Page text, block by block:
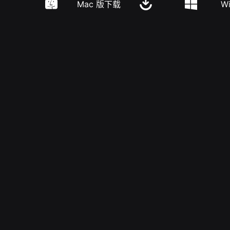
Mac 版下载